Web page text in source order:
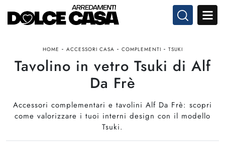
HOME - ACCESSORI CASA - COMPLEMENTI - TSUKI
Tavolino in vetro Tsuki di Alf
Da Frè
Accessori complementari e tavolini Alf Da Frè: scopri
come valorizzare i tuoi interni design con il modello
Tsuki.